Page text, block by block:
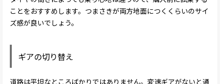
ことをおすすめします。つまさきが両方地面につくくらいのサイ
ズ感が良いでしょう。
ギアの切り替え
道路は平坦なところばかりではありません。変速ギアがないと通